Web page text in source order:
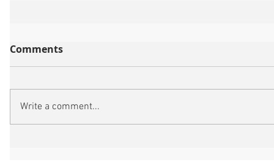
Comments
Write a comment...